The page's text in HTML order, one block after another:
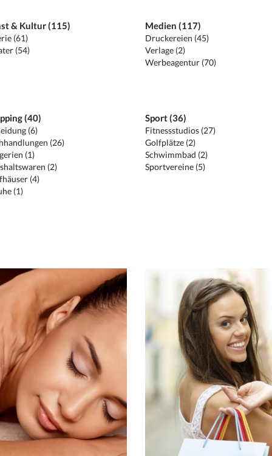
& Kultur (115)
(61)
(54)
Medien (117)
Druckereien (45)
Verlage (2)
Werbeagentur (70)
(40)
(6)
(26)
(1)
(2)
(4)
(1)
Sport (36)
Fitnessstudios (27)
Golfplätze (2)
Schwimmbad (2)
Sportvereine (5)